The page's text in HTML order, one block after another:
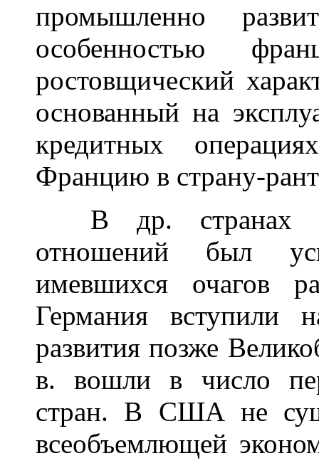
промышленно
особенностью
ростовщический
основанный на
кредитных
Францию в страну-
В др. странах
отношений был
имевшихся очагов
Германия вступили
развития позже
в. вошли в число
стран. В США не
всеобъемлющей